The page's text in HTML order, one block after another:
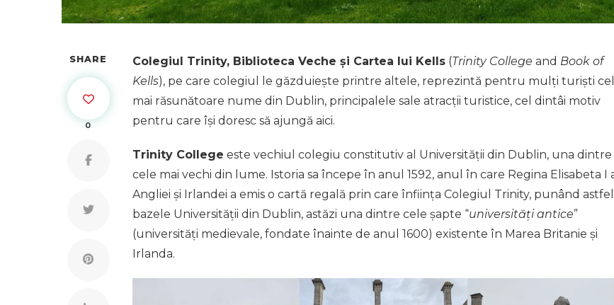
SHARE
0
Colegiul Trinity, Biblioteca Veche și Cartea lui Kells (Trinity College and Book of
Kells), pe care colegiul le găzduiește printre altele, reprezintă pentru mulți turiști
mai răsunătoare nume din Dublin, principalele sale atracții turistice, cel dintâi motiv
pentru care își doresc să ajungă aici.
Trinity College este vechiul colegiu constitutiv al Universității din Dublin, una dintre
cele mai vechi din lume. Istoria sa începe în anul 1592, anul în care Regina Elisabeta I
Angliei și Irlandei a emis o cartă regală prin care înființa Colegiul Trinity, punând astfel
bazele Universității din Dublin, astăzi una dintre cele șapte “universități antice”
(universități medievale, fondate înainte de anul 1600) existente în Marea Britanie și
Irlanda.